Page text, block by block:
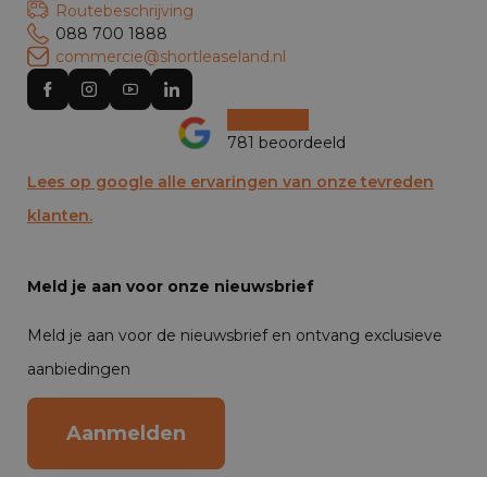
Routebeschrijving
088 700 1888
commercie@shortleaseland.nl
781 beoordeeld
Lees op google alle ervaringen van onze tevreden
klanten.
Meld je aan voor onze nieuwsbrief
Meld je aan voor de nieuwsbrief en ontvang exclusieve
aanbiedingen
Aanmelden